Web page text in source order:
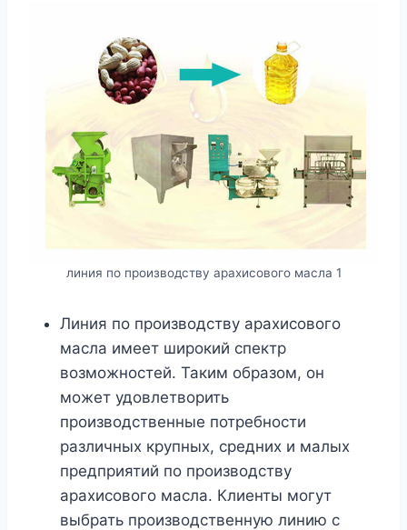
линия по производству арахисового масла 1
Линия по производству арахисового
масла имеет широкий спектр
возможностей. Таким образом, он
может удовлетворить
производственные потребности
различных крупных, средних и малых
предприятий по производству
арахисового масла. Клиенты могут
выбрать производственную линию с